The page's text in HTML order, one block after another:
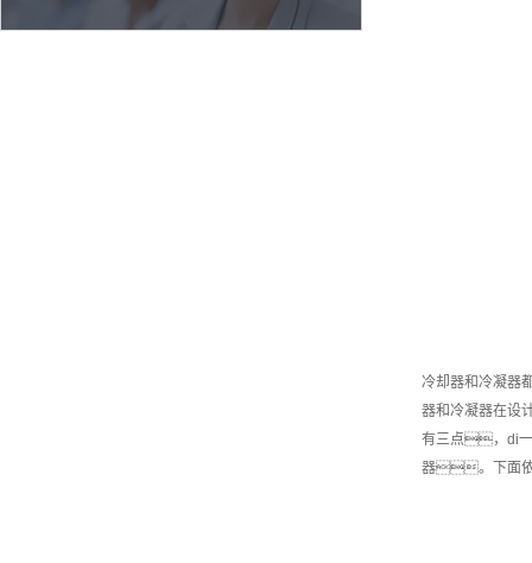
冷却器和冷凝器
器和冷凝器在设
有三点，di
器。下面